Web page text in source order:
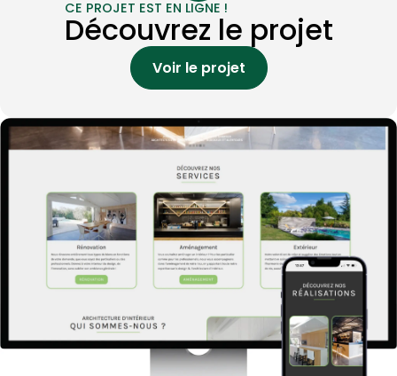
CE PROJET EST EN LIGNE !
Découvrez le projet
Voir le projet